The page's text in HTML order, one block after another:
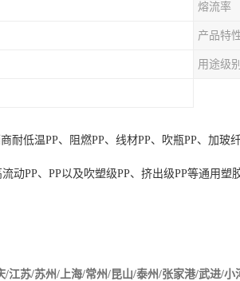
熔流率
产品特
用途级别
耐低温PP、阻燃PP、线材PP、吹瓶PP、加玻
流动PP、 PP以及吹塑级PP、挤出级PP等通用塑
/江苏/苏州/上海/常州/昆山/泰州/张家港/武进/小